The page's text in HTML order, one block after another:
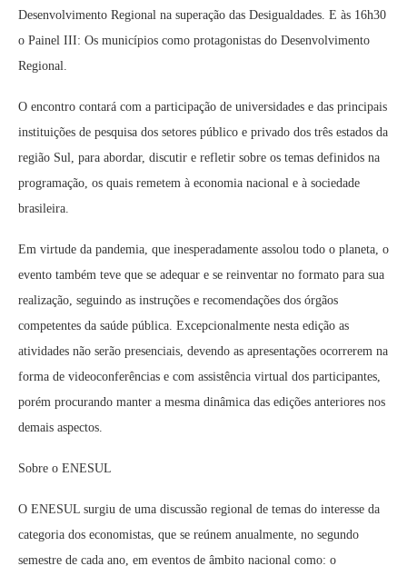
Desenvolvimento Regional na superação das Desigualdades. E às 16h30
o Painel III: Os municípios como protagonistas do Desenvolvimento
Regional.
O encontro contará com a participação de universidades e das principais
instituições de pesquisa dos setores público e privado dos três estados da
região Sul, para abordar, discutir e refletir sobre os temas definidos na
programação, os quais remetem à economia nacional e à sociedade
brasileira.
Em virtude da pandemia, que inesperadamente assolou todo o planeta, o
evento também teve que se adequar e se reinventar no formato para sua
realização, seguindo as instruções e recomendações dos órgãos
competentes da saúde pública. Excepcionalmente nesta edição as
atividades não serão presenciais, devendo as apresentações ocorrerem na
forma de videoconferências e com assistência virtual dos participantes,
porém procurando manter a mesma dinâmica das edições anteriores nos
demais aspectos.
Sobre o ENESUL
O ENESUL surgiu de uma discussão regional de temas do interesse da
categoria dos economistas, que se reúnem anualmente, no segundo
semestre de cada ano, em eventos de âmbito nacional como: o